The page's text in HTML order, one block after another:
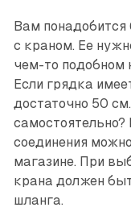
Вам
с краном. Ее
чем-то подобном
Если грядка
достаточно 50
самостоятельно?
соединения
магазине. При
крана должен
шланга.